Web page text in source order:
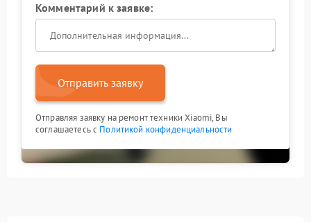
Комментарий к заявке:
Отправить заявку
Отправляя заявку на ремонт техники Xiaomi, Вы
соглашаетесь с Политикой конфиденциальности